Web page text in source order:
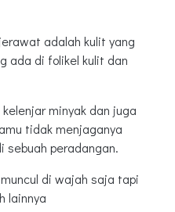
adalah kulit yang
ada di folikel kulit dan
minyak dan juga
tidak menjaganya
sebuah peradangan.
di wajah saja tapi
lainnya